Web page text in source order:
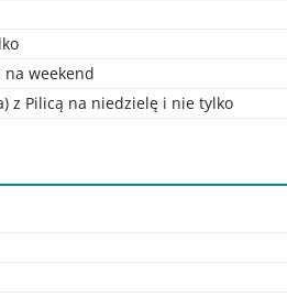
na weekend
z Pilicą na niedzielę i nie tylko